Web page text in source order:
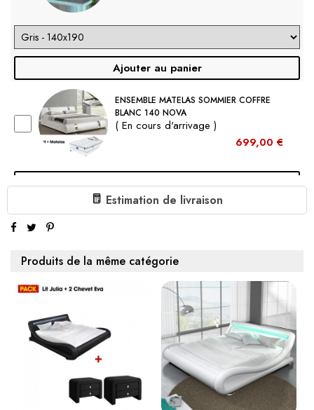
Ajouter au panier
ENSEMBLE MATELAS SOMMIER COFFRE
BLANC 140 NOVA
( En cours d'arrivage )
699,00 €
Ajouter au panier
1 X ENSEMBLE MATELAS SOMMIER COFFRE NOIR 140
ALEXI:
Estimation de livraison
Produits de la même catégorie